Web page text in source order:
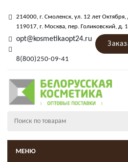
214000, г. Смоленск, ул. 12 лет Октября,
119017, г. Москва, пер. Голиковский, д.
opt@kosmetikaopt24.ru
8(800)250-09-41
МЕНЮ